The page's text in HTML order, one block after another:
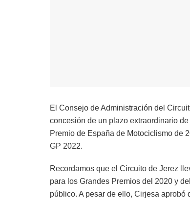
El Consejo de Administración del
concesión de un plazo extraordinario
Premio de España de Motociclismo de
GP 2022.
Recordamos que el Circuito de Jerez
para los Grandes Premios del 2020 y
público. A pesar de ello, Cirjesa